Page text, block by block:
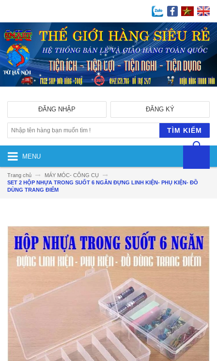
ĐĂNG KÝ
ĐĂNG NHẬP
TÌM KIẾM
MENU
Trang chủ
MÁY MÓC- CÔNG CỤ
SET 2 HỘP NHỰA TRONG SUỐT 6 NGĂN ĐỰNG LINH KIỆN- PHỤ KIỆN- ĐỒ
DÙNG TRANG ĐIỂM